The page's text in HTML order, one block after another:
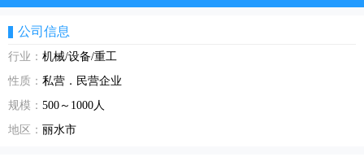
公司信息
行业： 机械/设备/重工
性质： 私营．民营企业
规模： 500～1000人
地区： 丽水市